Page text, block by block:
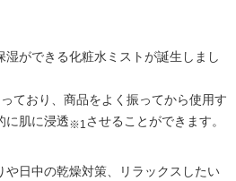
ができる化粧水ミストが誕生しまし
ており、商品をよく振ってから使用す
に肌に浸透※1 させることができます。
や日中の乾燥対策、リラックスしたい